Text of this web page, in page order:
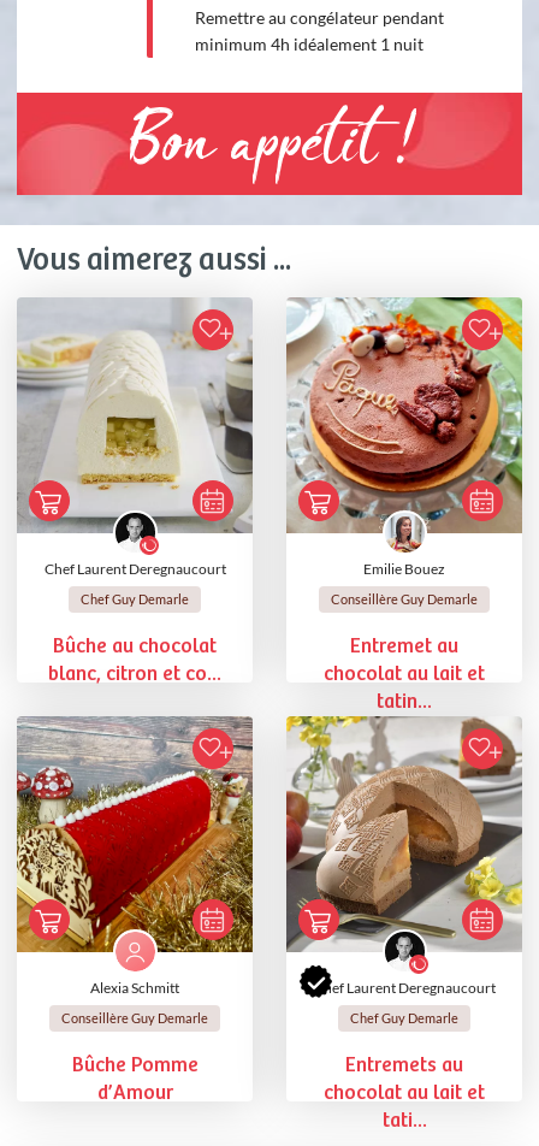
Remettre au congélateur pendant
minimum 4h idéalement 1 nuit
Bon appétit !
Vous aimerez aussi ...
Chef Laurent Deregnaucourt
Chef Guy Demarle
Bûche au chocolat
blanc, citron et co...
Emilie Bouez
Conseillère Guy Demarle
Entremet au
chocolat au lait et
tatin...
Alexia Schmitt
Conseillère Guy Demarle
Bûche Pomme
d’Amour
Chef Laurent Deregnaucourt
Chef Guy Demarle
Entremets au
chocolat au lait et
tati...